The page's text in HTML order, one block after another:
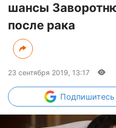
шансы
после рака
23 сентября 2019, 13:17
Подпишитесь